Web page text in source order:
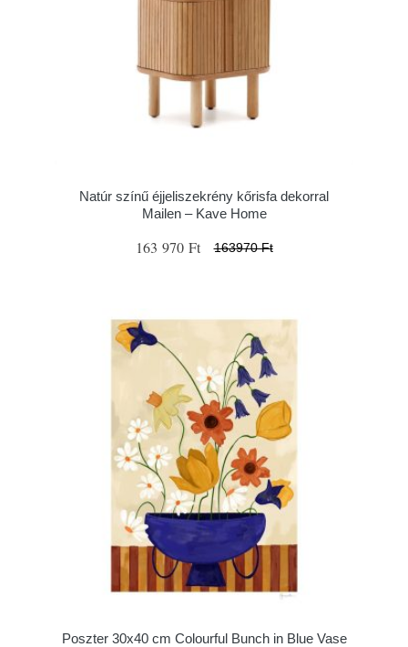
Natúr színű éjjeliszekrény kőrisfa dekorral
Mailen – Kave Home
163 970 Ft 163970 Ft
Poszter 30x40 cm Colourful Bunch in Blue Vase